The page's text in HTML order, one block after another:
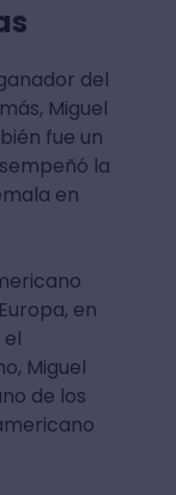
del
Miguel
fue un
la
en
en
Miguel
de los